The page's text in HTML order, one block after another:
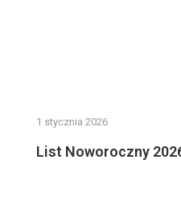
1 stycznia 2026
List Noworoczny